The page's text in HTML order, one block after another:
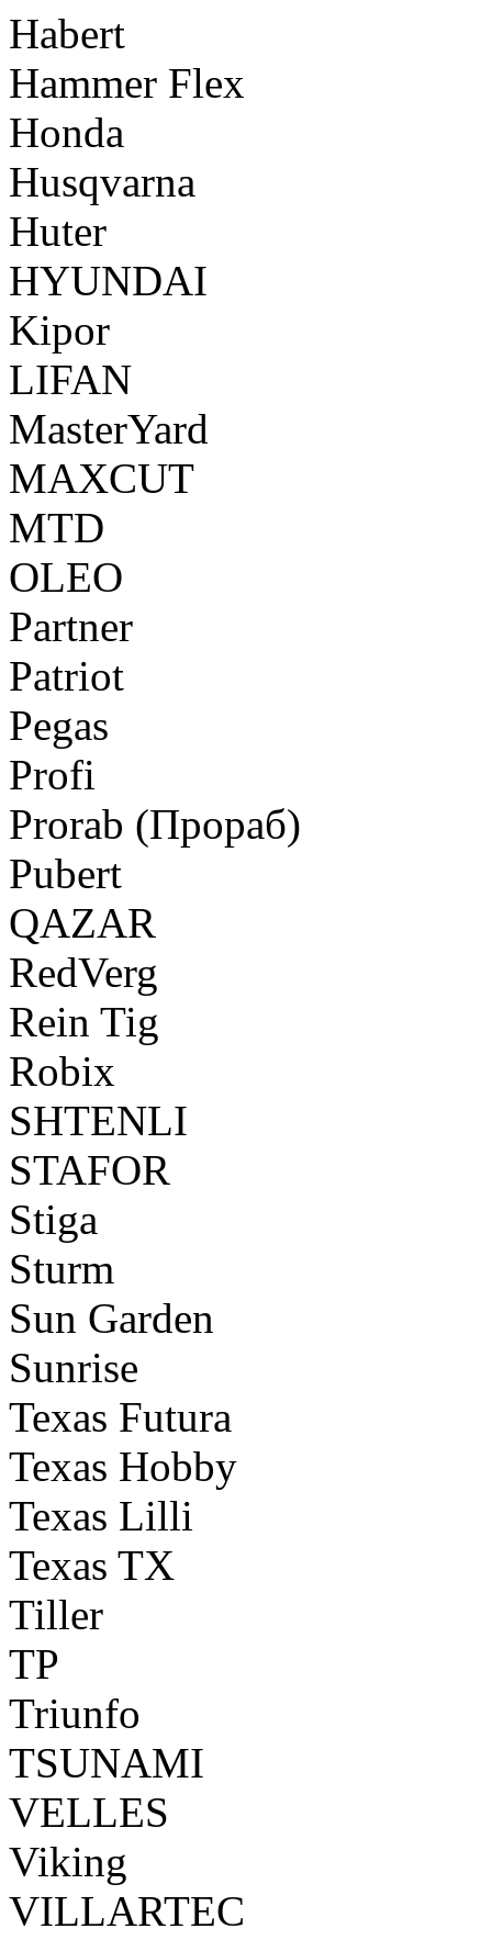
Habert
Hammer Flex
Honda
Husqvarna
Huter
HYUNDAI
Kipor
LIFAN
MasterYard
MAXCUT
MTD
OLEO
Partner
Patriot
Pegas
Profi
Prorab (Прораб)
Pubert
QAZAR
RedVerg
Rein Tig
Robix
SHTENLI
STAFOR
Stiga
Sturm
Sun Garden
Sunrise
Texas Futura
Texas Hobby
Texas Lilli
Texas TX
Tiller
TP
Triunfo
TSUNAMI
VELLES
Viking
VILLARTEC